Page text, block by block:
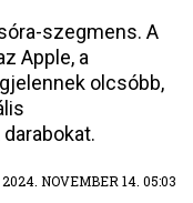
szegmens. A
Apple, a
olcsóbb,
2024. NOVEMBER 14. 05:03